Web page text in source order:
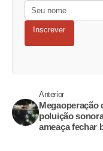
Inscrever
Anterior
Megaoperação
poluição
ameaça fechar